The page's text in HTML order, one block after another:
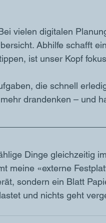
vielen digitalen
Abhilfe schafft
ist unser Kopf
die schnell
drandenken – und
Dinge gleichzeitig
meine «externe
sondern ein Blatt
und nichts geht